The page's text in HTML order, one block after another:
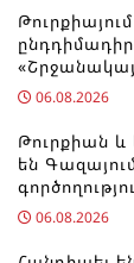
06.08.2026
Թուրքիան
են
06.08.2026